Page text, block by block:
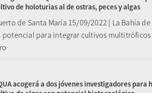
de holoturias al de ostras, peces y algas
de Santa María 15/09/2022 | La Bahía
potencial para integrar cultivos multitróficos
acogerá a dos jóvenes investigadores para